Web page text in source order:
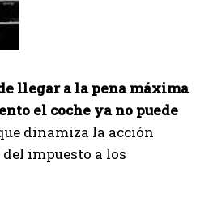
llegar a la pena máxima
el coche ya no puede
dinamiza la acción
impuesto a los